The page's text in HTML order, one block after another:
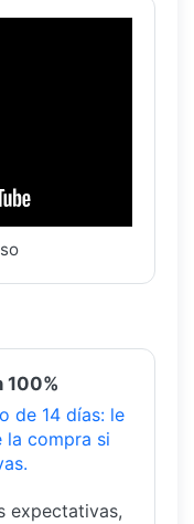
100%
de 14 días: le
la compra si
expectativas,